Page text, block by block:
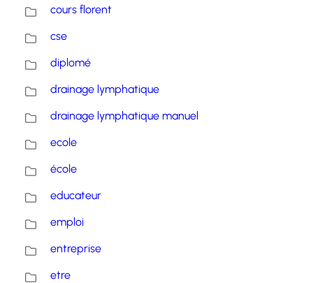
cours florent
cse
diplomé
drainage lymphatique
drainage lymphatique manuel
ecole
école
educateur
emploi
entreprise
etre